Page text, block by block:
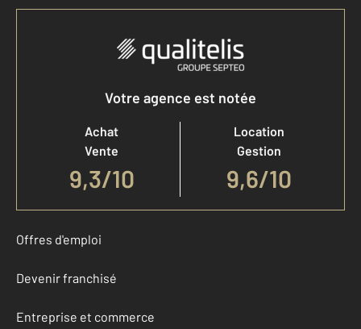
Votre agence est notée
Achat
Vente
9,3/10
Location
Gestion
9,6/10
Offres d'emploi
Devenir franchisé
Entreprise et commerce